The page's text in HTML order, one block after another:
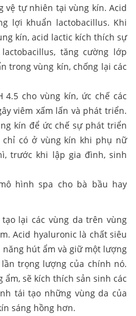
vệ tự nhiên tại vùng kín. Acid
lợi khuẩn lactobacillus. Khi
kín, acid lactic kích thích sự
tăng cường lớp
trong vùng kín, chống lại các
cho vùng kín, ức chế các
viêm xấm lấn và phát triển.
kín để ức chế sự phát triển
chỉ có ở vùng kín khi phụ nữ
trước khi lập gia đình, sinh
lại các vùng da trên vùng
Acid hyaluronic là chất siêu
hút ẩm và giữ một lượng
trọng lượng của chính nó.
sẽ kích thích sản sinh các
tái tạo những vùng da của
sáng hồng hơn.